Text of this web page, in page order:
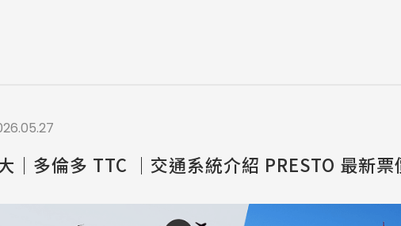
｜多倫多 TTC ｜交通系統介紹 PRESTO 最新票